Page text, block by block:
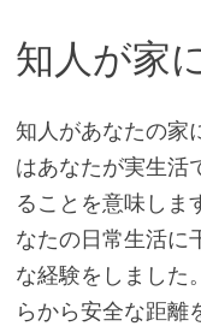
知人が家
知人があなたの家
はあなたが実生活
ることを意味しま
なたの日常生活に
な経験をしました
らから安全な距離